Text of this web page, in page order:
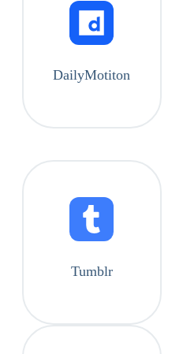
DailyMotiton
Tumblr